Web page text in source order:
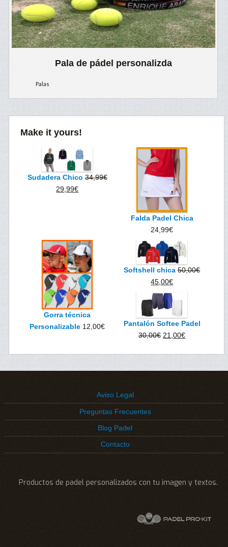
Pala de pádel personalizda
Palas
Make it yours!
Sudadera Chico 34,99€
El
29,99€El
Falda Padel Chica
24,99€
Gorra técnica
Personalizable 12,00€
Softshell chica 50,00€
El
precio
original
era:
50,00€.
45,00€El
precio
es:
45,00€.
Pantalón Softee Padel
30,00€ El
era:
21,00€El
es:
Aviso Legal
Preguntas Frecuentes
Blog Padel
Contacto
Productos de padel personalizados con tu imagen y textos.